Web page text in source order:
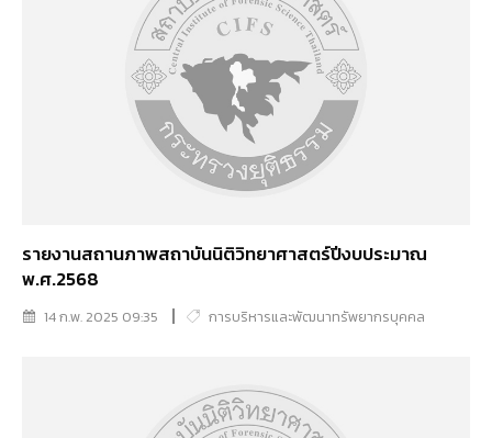
รายงานสถานภาพสถาบันนิติวิทยาศาสตร์ปีงบประมาณ
พ.ศ.2568
14 ก.พ. 2025 09:35 การบริหารและพัฒนาทรัพยากรบุคคล